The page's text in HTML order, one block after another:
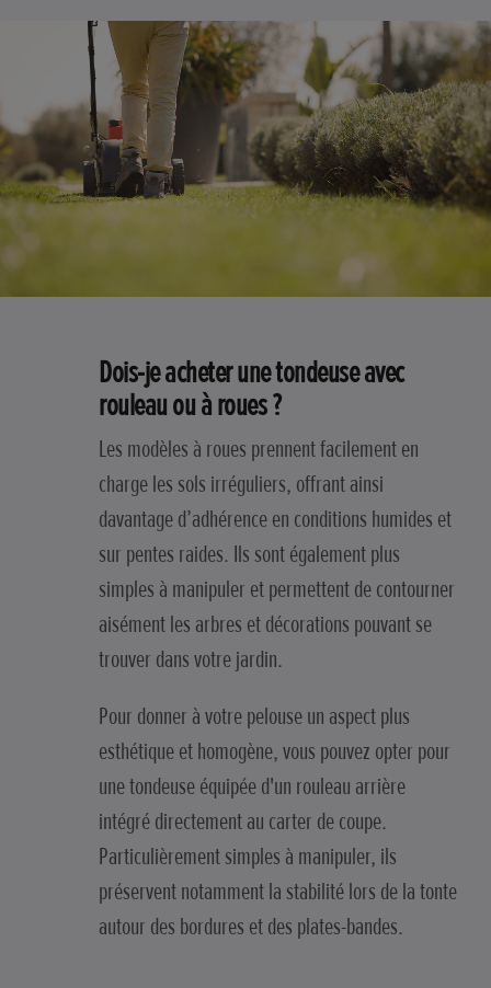
Dois-je acheter une tondeuse avec
rouleau ou à roues ?
Les modèles à roues prennent facilement en
charge les sols irréguliers, offrant ainsi
davantage d’adhérence en conditions humides et
sur pentes raides. Ils sont également plus
simples à manipuler et permettent de contourner
aisément les arbres et décorations pouvant se
trouver dans votre jardin.
Pour donner à votre pelouse un aspect plus
esthétique et homogène, vous pouvez opter pour
une tondeuse équipée d'un rouleau arrière
intégré directement au carter de coupe.
Particulièrement simples à manipuler, ils
préservent notamment la stabilité lors de la tonte
autour des bordures et des plates-bandes.